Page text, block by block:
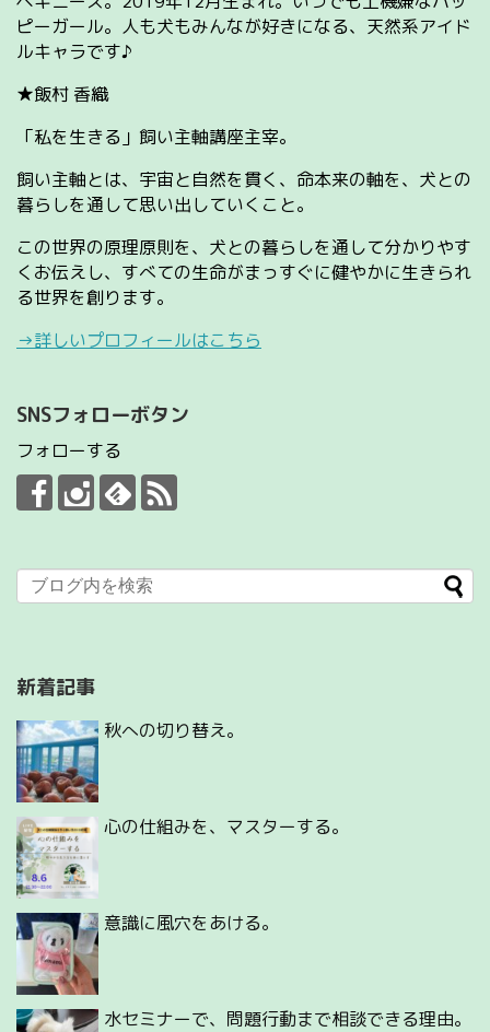
ピーガール。人も犬もみんなが好きになる、天然系アイド
ルキャラです♪
★飯村 香織
「私を生きる」飼い主軸講座主宰。
飼い主軸とは、宇宙と自然を貫く、命本来の軸を、犬との
暮らしを通して思い出していくこと。
この世界の原理原則を、犬との暮らしを通して分かりやす
くお伝えし、すべての生命がまっすぐに健やかに生きられ
る世界を創ります。
→詳しいプロフィールはこちら
SNSフォローボタン
フォローする
新着記事
秋への切り替え。
心の仕組みを、マスターする。
意識に風穴をあける。
水セミナーで、問題行動まで相談できる理由。